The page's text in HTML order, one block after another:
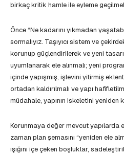
birkaç kritik hamle ile eyleme
Önce “Ne kadarını yıkmadan
sormalıyız. Taşıyıcı sistem ve
korunup güçlendirilerek ve yeni
uyumlanarak ele alınmalı; yeni
içinde yapışmış, işlevini yitirmiş
ortadan kaldırılmalı ve yapı
müdahale, yapının iskeletini yeniden
Korunmaya değer mevcut yapılarda
zaman plan şemasını “yeniden ele
ışığını içe çeken boşluklar,